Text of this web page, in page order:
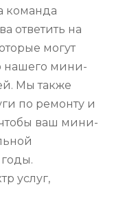
команда
ответить на
могут
нашего мини-
Мы также
по ремонту и
ваш мини-
услуг,